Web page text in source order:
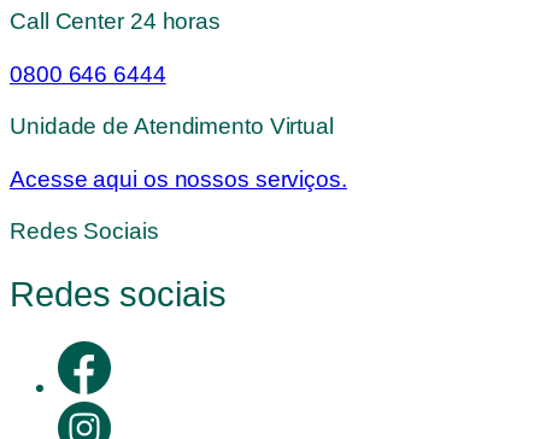
Call Center 24 horas
0800 646 6444
Unidade de Atendimento Virtual
Acesse aqui os nossos serviços.
Redes Sociais
Redes sociais